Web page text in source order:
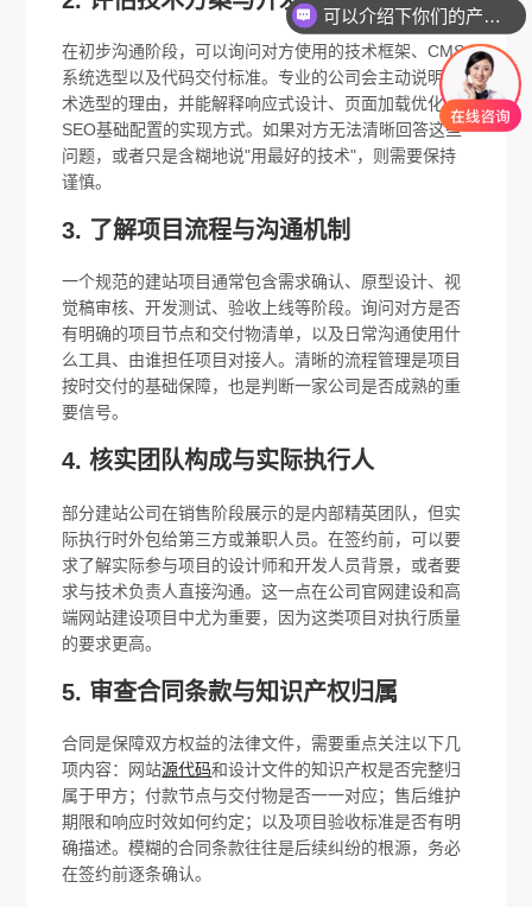
在初步沟通阶段，可以询问对方使用的技术框架、CMS
系统选型以及代码交付标准。专业的公司会主动说明技
术选型的理由，并能解释响应式设计、页面加载优化和
SEO基础配置的实现方式。如果对方无法清晰回答这些
问题，或者只是含糊地说"用最好的技术"，则需要保持
谨慎。
3. 了解项目流程与沟通机制
一个规范的建站项目通常包含需求确认、原型设计、视
觉稿审核、开发测试、验收上线等阶段。询问对方是否
有明确的项目节点和交付物清单，以及日常沟通使用什
么工具、由谁担任项目对接人。清晰的流程管理是项目
按时交付的基础保障，也是判断一家公司是否成熟的重
要信号。
4. 核实团队构成与实际执行人
部分建站公司在销售阶段展示的是内部精英团队，但实
际执行时外包给第三方或兼职人员。在签约前，可以要
求了解实际参与项目的设计师和开发人员背景，或者要
求与技术负责人直接沟通。这一点在公司官网建设和高
端网站建设项目中尤为重要，因为这类项目对执行质量
的要求更高。
5. 审查合同条款与知识产权归属
合同是保障双方权益的法律文件，需要重点关注以下几
项内容：网站源代码和设计文件的知识产权是否完整归
属于甲方；付款节点与交付物是否一一对应；售后维护
期限和响应时效如何约定；以及项目验收标准是否有明
确描述。模糊的合同条款往往是后续纠纷的根源，务必
在签约前逐条确认。